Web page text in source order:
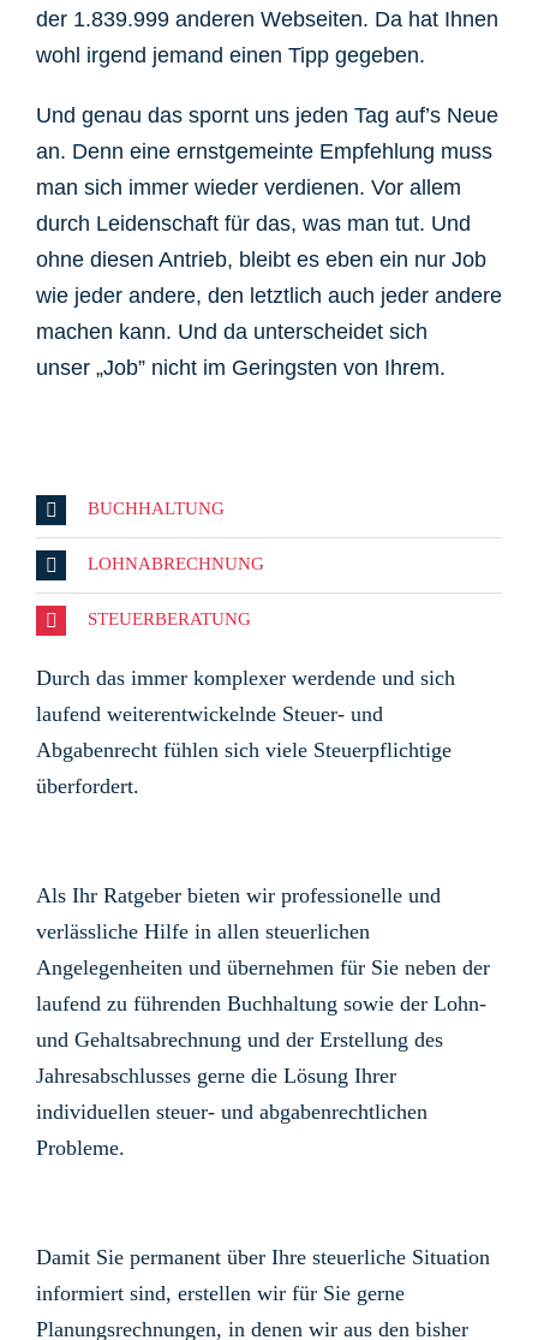
der 1.839.999 anderen Webseiten. Da hat Ihnen
wohl irgend jemand einen Tipp gegeben.
Und genau das spornt uns jeden Tag auf’s Neue
an. Denn eine ernstgemeinte Empfehlung muss
man sich immer wieder verdienen. Vor allem
durch Leidenschaft für das, was man tut. Und
ohne diesen Antrieb, bleibt es eben ein nur Job
wie jeder andere, den letztlich auch jeder andere
machen kann. Und da unterscheidet sich
unser „Job” nicht im Geringsten von Ihrem.
BUCHHALTUNG
LOHNABRECHNUNG
STEUERBERATUNG
Durch das immer komplexer werdende und sich
laufend weiterentwickelnde Steuer- und
Abgabenrecht fühlen sich viele Steuerpflichtige
überfordert.
Als Ihr Ratgeber bieten wir professionelle und
verlässliche Hilfe in allen steuerlichen
Angelegenheiten und übernehmen für Sie neben der
laufend zu führenden Buchhaltung sowie der Lohn-
und Gehaltsabrechnung und der Erstellung des
Jahresabschlusses gerne die Lösung Ihrer
individuellen steuer- und abgabenrechtlichen
Probleme.
Damit Sie permanent über Ihre steuerliche Situation
informiert sind, erstellen wir für Sie gerne
Planungsrechnungen, in denen wir aus den bisher